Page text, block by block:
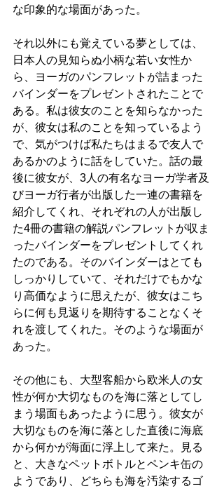
な印象的な場面があった。
それ以外にも覚えている夢としては、
日本人の見知らぬ小柄な若い女性か
ら、ヨーガのパンフレットが詰まった
バインダーをプレゼントされたことで
ある。私は彼女のことを知らなかった
が、彼女は私のことを知っているよう
で、気がつけば私たちはまるで友人で
あるかのように話をしていた。話の最
後に彼女が、3人の有名なヨーガ学者及
びヨーガ行者が出版した一連の書籍を
紹介してくれ、それぞれの人が出版し
た4冊の書籍の解説パンフレットが収ま
ったバインダーをプレゼントしてくれ
たのである。そのバインダーはとても
しっかりしていて、それだけでもかな
り高価なように思えたが、彼女はこち
らに何も見返りを期待することなくそ
れを渡してくれた。そのような場面が
あった。
その他にも、大型客船から欧米人の女
性が何か大切なものを海に落としてし
まう場面もあったように思う。彼女が
大切なものを海に落とした直後に海底
から何かが海面に浮上して来た。見る
と、大きなペットボトルとペンキ缶の
ようであり、どちらも海を汚染するゴ